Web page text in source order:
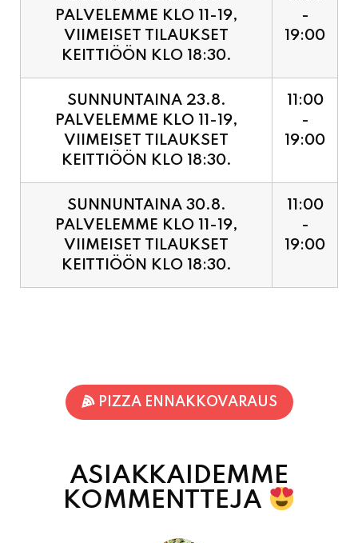
SUNNUNTAINA 23.8.
PALVELEMME KLO 11-19,
VIIMEISET TILAUKSET
KEITTIÖÖN KLO 18:30.
11:00
19:00
SUNNUNTAINA 30.8.
PALVELEMME KLO 11-19,
VIIMEISET TILAUKSET
KEITTIÖÖN KLO 18:30.
11:00
19:00
ASIAKKAIDEMME